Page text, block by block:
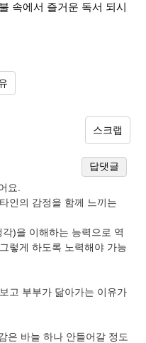
속에서 즐거운 독서 되시
스크랩
답댓글
요.
인의 감정을 함께 느끼는
)을 이해하는 능력으로 역
렇게 하도록 노력해야 가능
고 부부가 닮아가는 이유가
은 바늘 하나 안들어갈 정도